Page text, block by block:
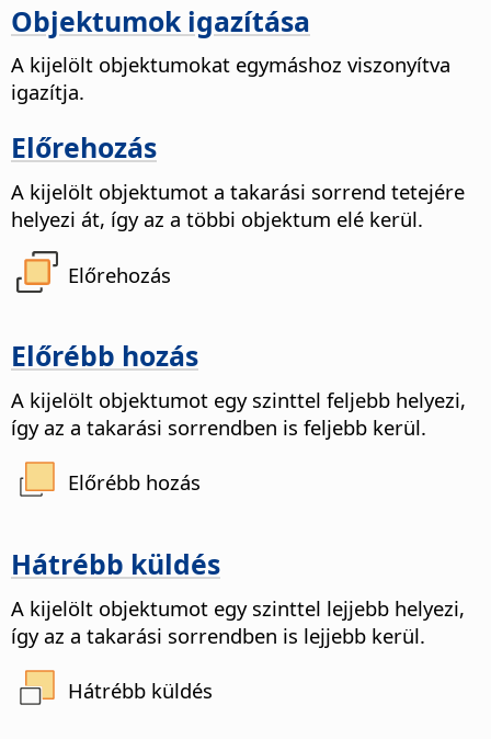
Objektumok igazítása
A kijelölt objektumokat egymáshoz viszonyítva
igazítja.
Előrehozás
A kijelölt objektumot a takarási sorrend tetejére
helyezi át, így az a többi objektum elé kerül.
Előrehozás
Előrébb hozás
A kijelölt objektumot egy szinttel feljebb helyezi,
így az a takarási sorrendben is feljebb kerül.
Előrébb hozás
Hátrébb küldés
A kijelölt objektumot egy szinttel lejjebb helyezi,
így az a takarási sorrendben is lejjebb kerül.
Hátrébb küldés